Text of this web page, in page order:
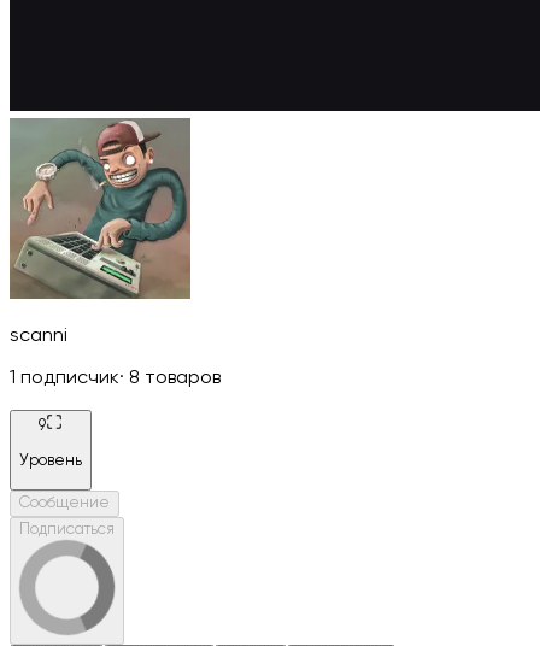
scanni
1 подписчик· 8 товаров
9
Уровень
Сообщение
Подписаться